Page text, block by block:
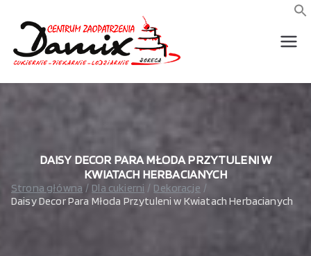
treści
wszystko
dla
gastrono
mii
wszystko dla piekarni,
DAISY DECOR PARA MŁODA PRZYTULENI W
KWIATACH HERBACIANYCH
Strona główna Dla cukierni
Dekoracje
Daisy Decor Para Młoda Przytuleni w Kwiatach Herbacianych